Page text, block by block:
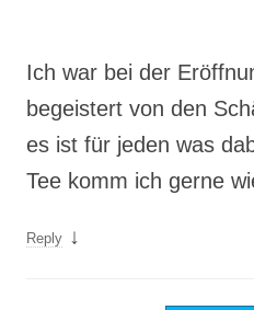
Ich war bei der
begeistert von den
es ist für jeden was
Tee komm ich gerne
Reply ↓